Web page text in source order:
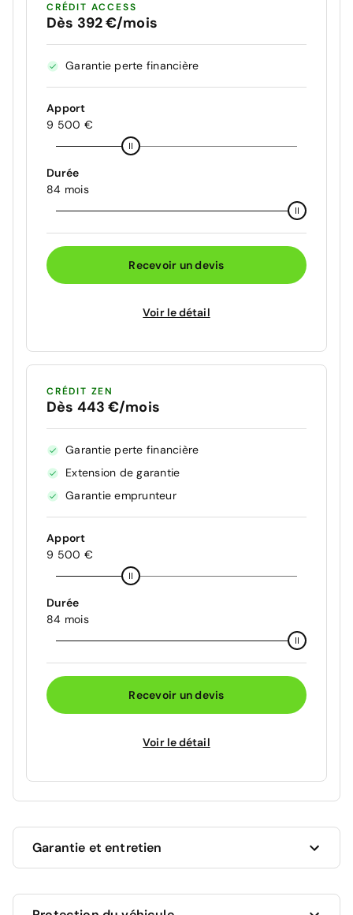
CRÉDIT ACCESS
Dès 392 €/mois
Garantie perte financière
Apport
9 500 €
Durée
84 mois
Recevoir un devis
Voir le détail
CRÉDIT ZEN
Dès 443 €/mois
Garantie perte financière
Extension de garantie
Garantie emprunteur
Apport
9 500 €
Durée
84 mois
Recevoir un devis
Voir le détail
Garantie et entretien